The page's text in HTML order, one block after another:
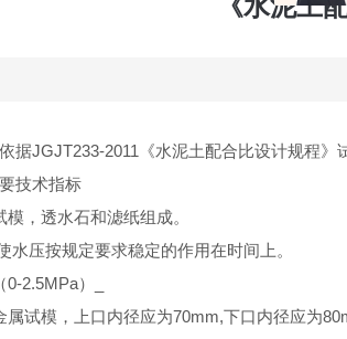
《水泥土
据JGJT233-2011《水泥土配合比设计规程
技术指标
，透水石和滤纸组成。
水压按规定要求稳定的作用在时间上。
2.5MPa）_
试模，上口内径应为70mm,下口内径应为